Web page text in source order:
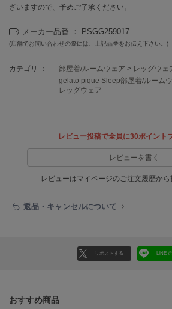
EIMY ISTOIRE
ETRÉ TOKYO
ey
FRAY I.D
ざいますので、予めご了承ください。
メーカー品番 ： PSGG259017
(店舗でお問い合わせの際には、上記品番をお伝え下さい。)
カテゴリ ： 部屋着/ルームウェア> レッグウェ
gelato pique Sleep部屋着/ルーム
レッグウェア
レビュー投稿で全員に30ポイント
レビューを書く
レビューはマイページのご注文履歴か
返品・キャンセルについて
リポストする LINEで
おすすめ商品